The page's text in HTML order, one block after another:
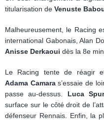
titularisation de Venuste
Malheureusement, le Racing
international Gabonais, Alan
Anisse Derkaoui dès la 8e
Le Racing tente de réagir
Adama Camaras’essaie de
passe au-dessus. Luca
surface sur le côté droit de
défenseur Rennais. Enfin, la